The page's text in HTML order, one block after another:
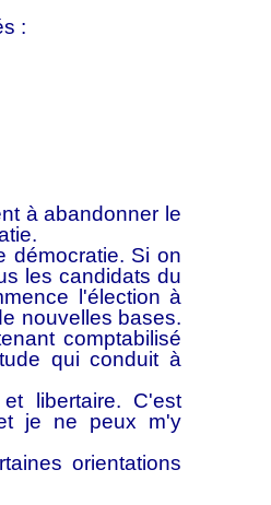
:
à abandonner le
démocratie. Si on
les candidats du
l'élection à
nouvelles bases.
comptabilisé
qui conduit à
libertaire. C'est
je ne peux m'y
orientations